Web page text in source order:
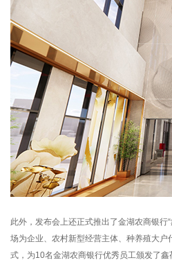
此外，发布会上还正式推出了金湖农商银行
场为企业、农村新型经营主体、种养殖大户
式，为10名金湖农商银行优秀员工颁发了鑫